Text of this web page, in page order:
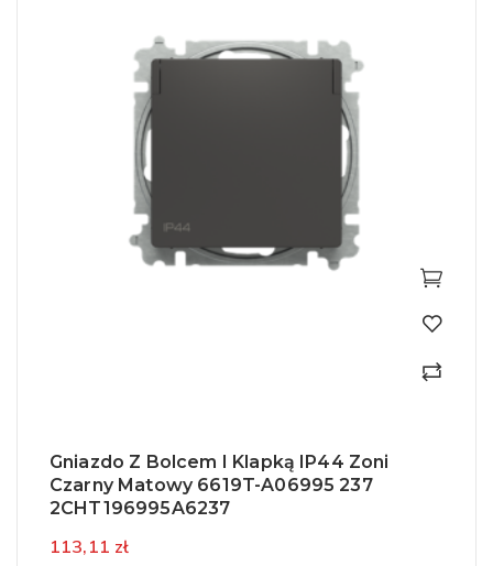
Gniazdo Z Bolcem I Klapką IP44 Zoni
Czarny Matowy 6619T-A06995 237
2CHT196995A6237
113,11 zł